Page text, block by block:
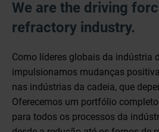
We are the driving
refractory industry.
Como líderes globais da indústria
impulsionamos mudanças
nas indústrias da cadeia, que
Oferecemos um portfólio
para todos os processos da